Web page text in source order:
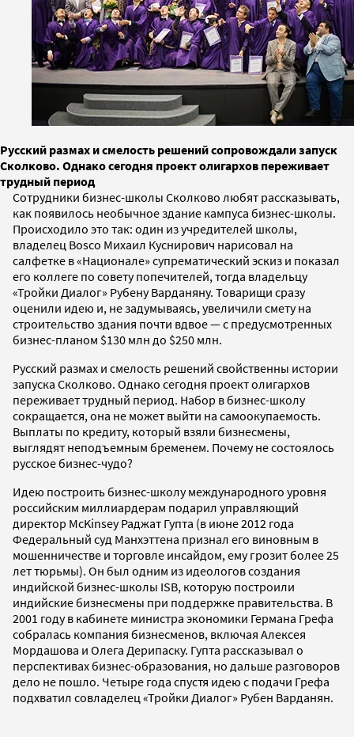
Русский размах и смелость решений сопровождали запуск
Сколково. Однако сегодня проект олигархов переживает
трудный период
Сотрудники бизнес-школы Сколково любят рассказывать,
как появилось необычное здание кампуса бизнес-школы.
Происходило это так: один из учредителей школы,
владелец Bosco Михаил Куснирович нарисовал на
салфетке в «Национале» супрематический эскиз и показал
его коллеге по совету попечителей, тогда владельцу
«Тройки Диалог» Рубену Варданяну. Товарищи сразу
оценили идею и, не задумываясь, увеличили смету на
строительство здания почти вдвое — с предусмотренных
бизнес-планом $130 млн до $250 млн.
Русский размах и смелость решений свойственны истории
запуска Сколково. Однако сегодня проект олигархов
переживает трудный период. Набор в бизнес-школу
сокращается, она не может выйти на самоокупаемость.
Выплаты по кредиту, который взяли бизнесмены,
выглядят неподъемным бременем. Почему не состоялось
русское бизнес-чудо?
Идею построить бизнес-школу международного уровня
российским миллиардерам подарил управляющий
директор McKinsey Раджат Гупта (в июне 2012 года
Федеральный суд Манхэттена признал его виновным в
мошенничестве и торговле инсайдом, ему грозит более 25
лет тюрьмы). Он был одним из идеологов создания
индийской бизнес-школы ISB, которую построили
индийские бизнесмены при поддержке правительства. В
2001 году в кабинете министра экономики Германа Грефа
собралась компания бизнесменов, включая Алексея
Мордашова и Олега Дерипаску. Гупта рассказывал о
перспективах бизнес-образования, но дальше разговоров
дело не пошло. Четыре года спустя идею с подачи Грефа
подхватил совладелец «Тройки Диалог» Рубен Варданян.